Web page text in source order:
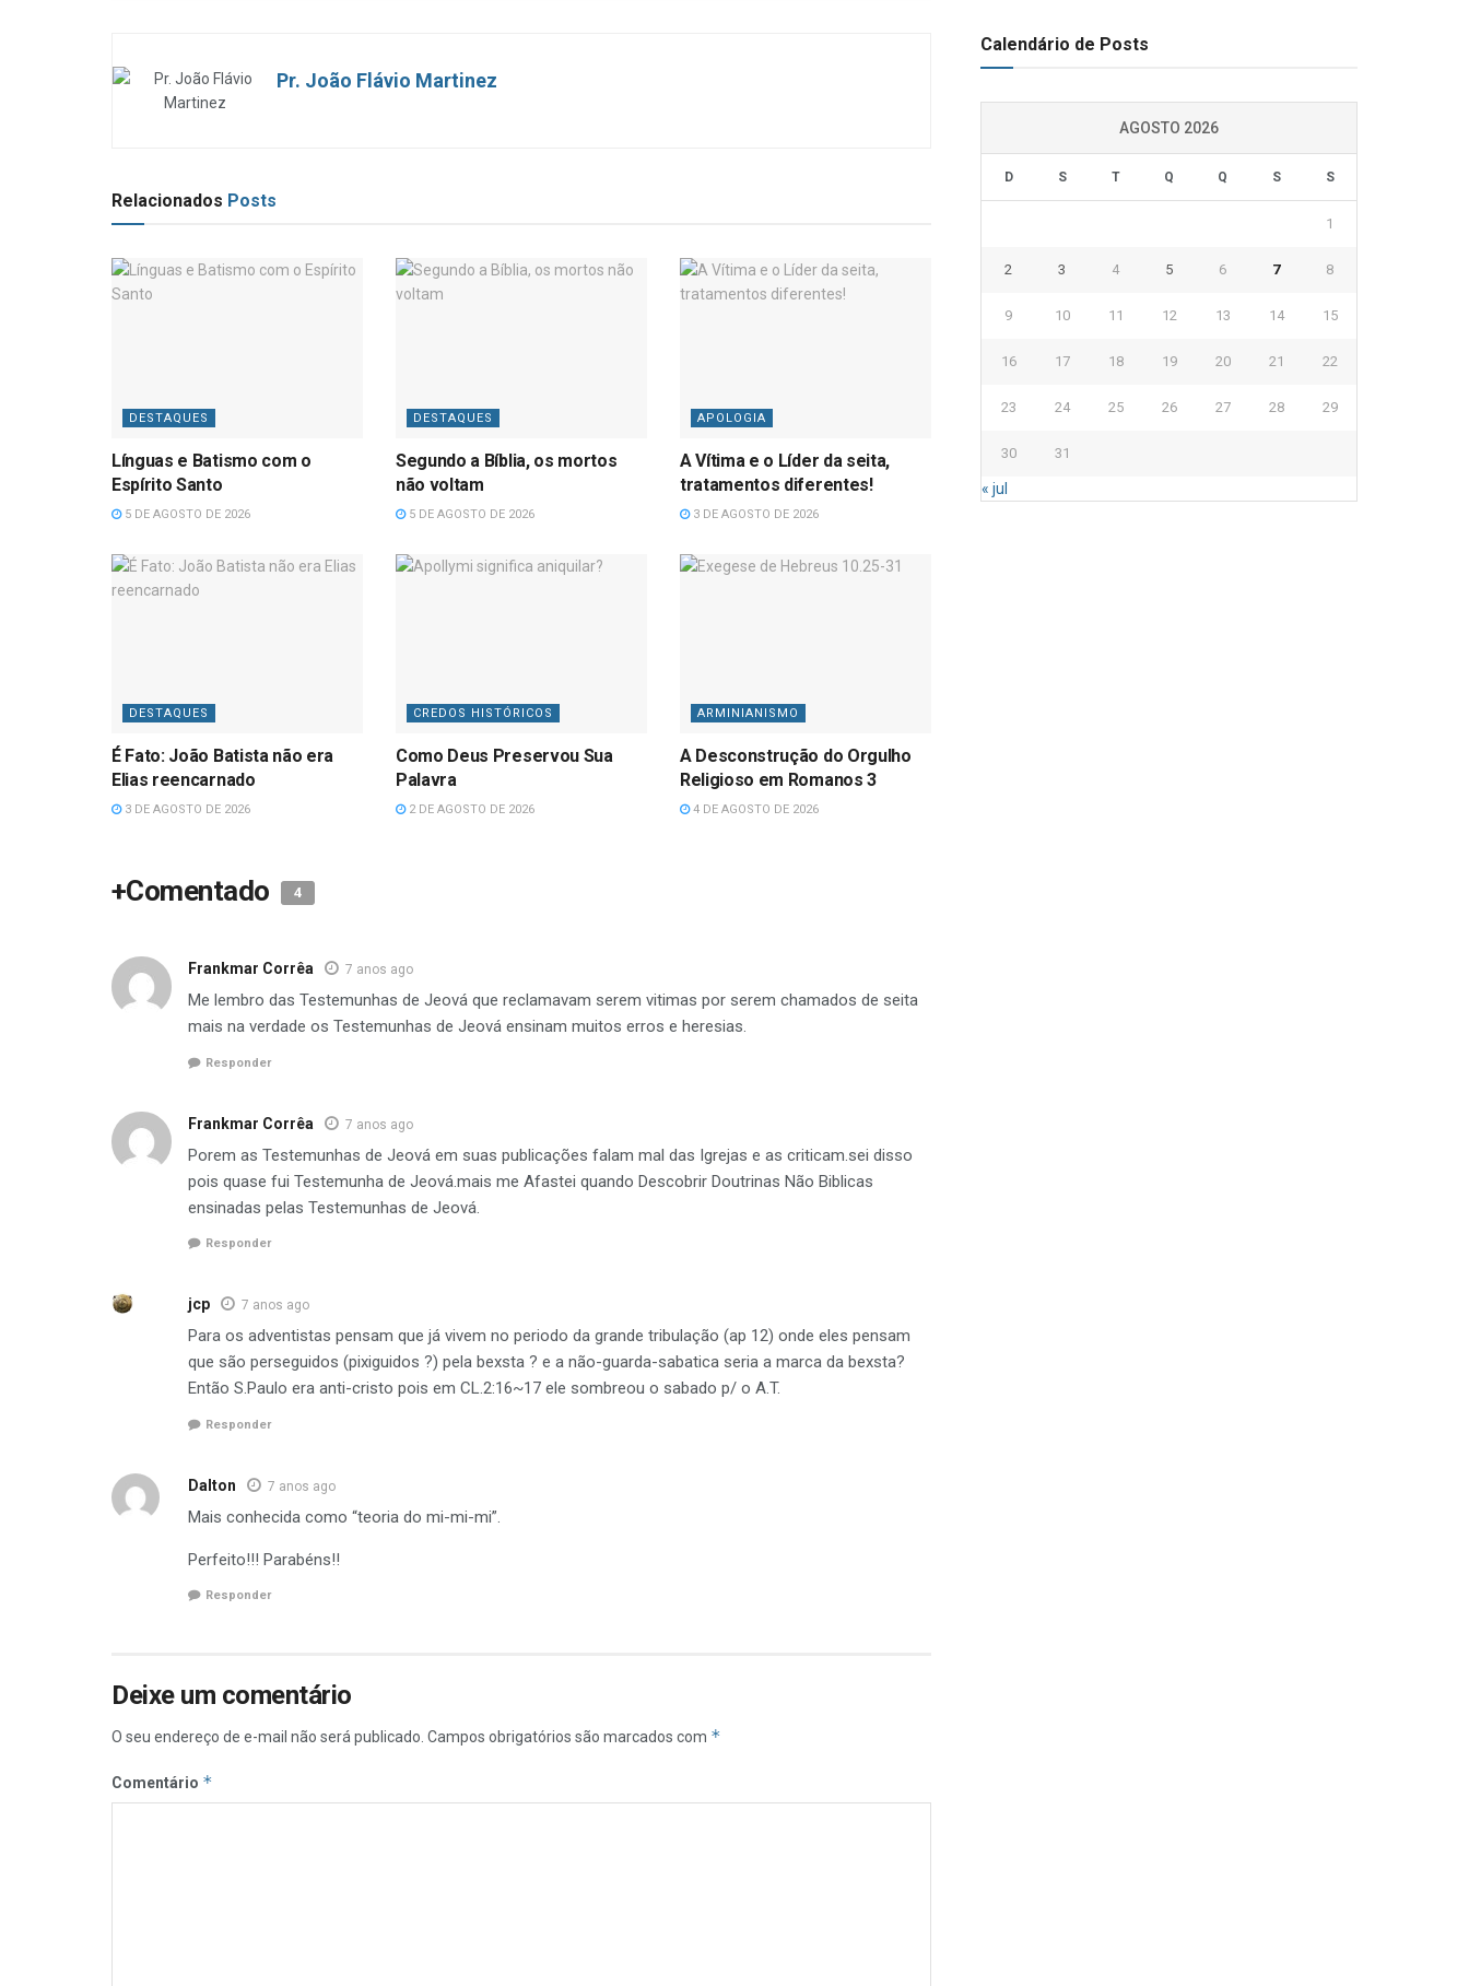
Pr. João Flávio Martinez
Relacionados Posts
DESTAQUES
Línguas e Batismo com o
Espírito Santo
5 DE AGOSTO DE 2026
DESTAQUES
Segundo a Bíblia, os mortos
não voltam
5 DE AGOSTO DE 2026
APOLOGIA
A Vítima e o Líder da seita,
tratamentos diferentes!
3 DE AGOSTO DE 2026
DESTAQUES
É Fato: João Batista não era
Elias reencarnado
3 DE AGOSTO DE 2026
CREDOS HISTÓRICOS
Como Deus Preservou Sua
Palavra
2 DE AGOSTO DE 2026
ARMINIANISMO
A Desconstrução do Orgulho
Religioso em Romanos 3
4 DE AGOSTO DE 2026
+Comentado 4
Frankmar Corrêa 7 anos ago
Me lembro das Testemunhas de Jeová que reclamavam serem vitimas por serem chamados de seita
mais na verdade os Testemunhas de Jeová ensinam muitos erros e heresias.
Responder
Frankmar Corrêa 7 anos ago
Porem as Testemunhas de Jeová em suas publicações falam mal das Igrejas e as criticam.sei disso
pois quase fui Testemunha de Jeová.mais me Afastei quando Descobrir Doutrinas Não Biblicas
ensinadas pelas Testemunhas de Jeová.
Responder
jcp 7 anos ago
Para os adventistas pensam que já vivem no periodo da grande tribulação (ap 12) onde eles pensam
que são perseguidos (pixiguidos ?) pela bexsta ? e a não-guarda-sabatica seria a marca da bexsta?
Então S.Paulo era anti-cristo pois em CL.2:16~17 ele sombreou o sabado p/ o A.T.
Responder
Dalton 7 anos ago
Mais conhecida como “teoria do mi-mi-mi”.
Perfeito!!! Parabéns!!
Responder
Deixe um comentário
O seu endereço de e-mail não será publicado. Campos obrigatórios são marcados com *
Comentário *
Calendário de Posts
AGOSTO 2026
D S T Q Q S S
1
2 3 4 5 6 7 8
9 10 11 12 13 14 15
16 17 18 19 20 21 22
23 24 25 26 27 28 29
30 31
« jul